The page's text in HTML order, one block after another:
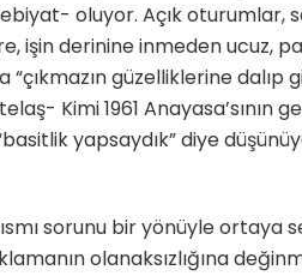
oluyor. Açık oturumlar,
işin derinine inmeden ucuz,
“çıkmazın güzelliklerine
Kimi 1961
yapsaydık” diye
sorunu bir yönüyle
olanaksızlığına